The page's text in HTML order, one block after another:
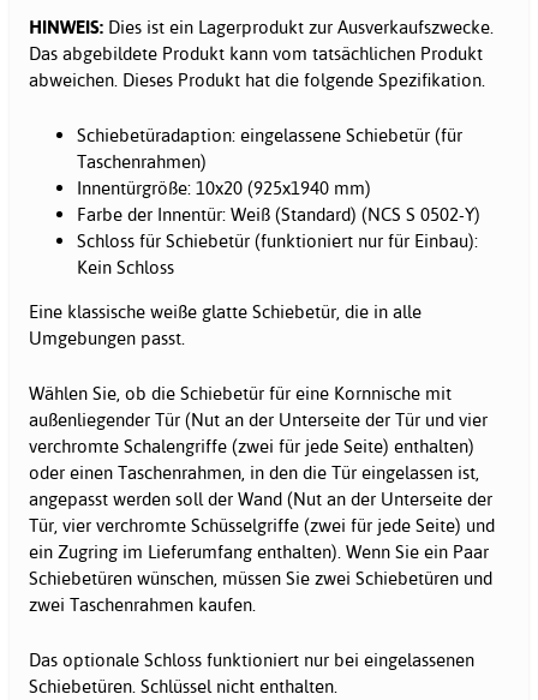
HINWEIS: Dies ist ein Lagerprodukt zur Ausverkaufszwecke.
Das abgebildete Produkt kann vom tatsächlichen Produkt
abweichen. Dieses Produkt hat die folgende Spezifikation.
Schiebetüradaption: eingelassene Schiebetür (für
Taschenrahmen)
Innentürgröße: 10x20 (925x1940 mm)
Farbe der Innentür: Weiß (Standard) (NCS S 0502-Y)
Schloss für Schiebetür (funktioniert nur für Einbau):
Kein Schloss
Eine klassische weiße glatte Schiebetür, die in alle
Umgebungen passt.
Wählen Sie, ob die Schiebetür für eine Kornnische mit
außenliegender Tür (Nut an der Unterseite der Tür und vier
verchromte Schalengriffe (zwei für jede Seite) enthalten)
oder einen Taschenrahmen, in den die Tür eingelassen ist,
angepasst werden soll der Wand (Nut an der Unterseite der
Tür, vier verchromte Schüsselgriffe (zwei für jede Seite) und
ein Zugring im Lieferumfang enthalten). Wenn Sie ein Paar
Schiebetüren wünschen, müssen Sie zwei Schiebetüren und
zwei Taschenrahmen kaufen.
Das optionale Schloss funktioniert nur bei eingelassenen
Schiebetüren. Schlüssel nicht enthalten.